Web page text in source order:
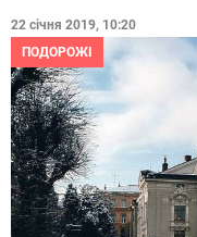
22 січня 2019, 10:20
ПОДОРОЖІ